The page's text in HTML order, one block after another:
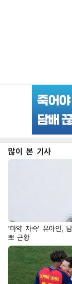
많이 본 기사
'마약 자숙' 유아인,
뽀 근황